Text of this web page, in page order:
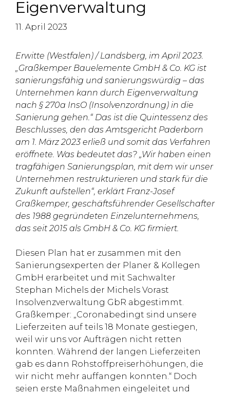
Eigenverwaltung
11. April 2023
Erwitte (Westfalen) / Landsberg, im April 2023.
„Graßkemper Bauelemente GmbH & Co. KG ist
sanierungsfähig und sanierungswürdig – das
Unternehmen kann durch Eigenverwaltung
nach § 270a InsO (Insolvenzordnung) in die
Sanierung gehen.“ Das ist die Quintessenz des
Beschlusses, den das Amtsgericht Paderborn
am 1. März 2023 erließ und somit das Verfahren
eröffnete. Was bedeutet das? „Wir haben einen
tragfähigen Sanierungsplan, mit dem wir unser
Unternehmen restrukturieren und stark für die
Zukunft aufstellen“, erklärt Franz-Josef
Graßkemper, geschäftsführender Gesellschafter
des 1988 gegründeten Einzelunternehmens,
das seit 2015 als GmbH & Co. KG firmiert.
Diesen Plan hat er zusammen mit den
Sanierungsexperten der Planer & Kollegen
GmbH erarbeitet und mit Sachwalter
Stephan Michels der Michels Vorast
Insolvenzverwaltung GbR abgestimmt.
Graßkemper: „Coronabedingt sind unsere
Lieferzeiten auf teils 18 Monate gestiegen,
weil wir uns vor Aufträgen nicht retten
konnten. Während der langen Lieferzeiten
gab es dann Rohstoffpreiserhöhungen, die
wir nicht mehr auffangen konnten.“ Doch
seien erste Maßnahmen eingeleitet und